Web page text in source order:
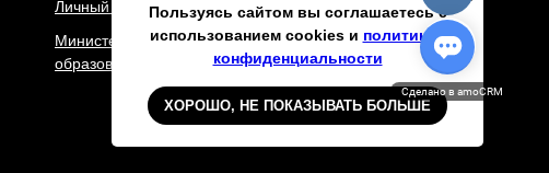
Пользуясь сайтом вы соглашаетесь с
использованием cookies и политикой
конфиденциальности
ХОРОШО, НЕ ПОКАЗЫВАТЬ БОЛЬШЕ
Личный кабинет
Министерство
образования РФ
Сделано в amoCRM